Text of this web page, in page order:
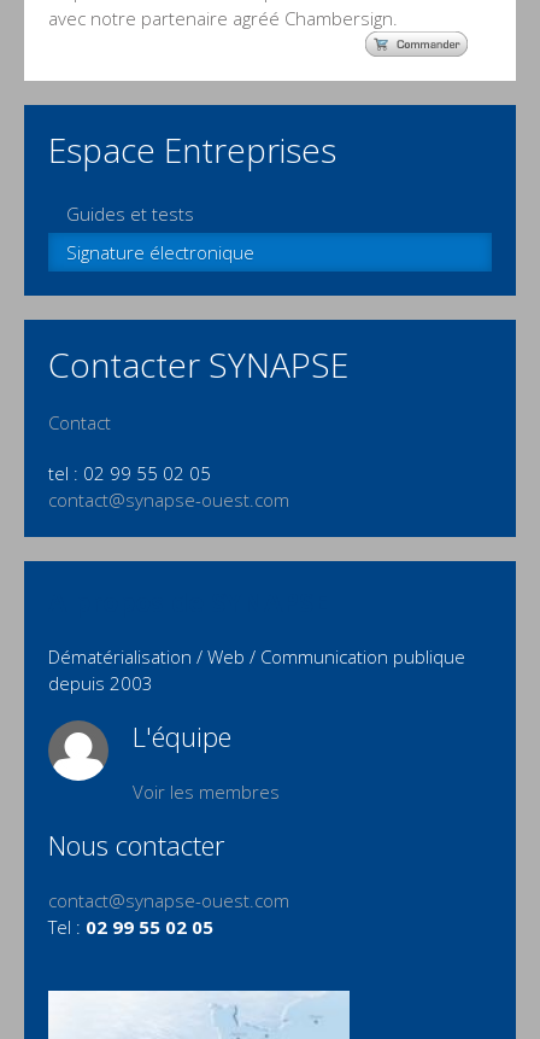
avec notre partenaire agréé Chambersign.
Espace Entreprises
Guides et tests
Signature électronique
Contacter SYNAPSE
Contact
tel : 02 99 55 02 05
contact@synapse-ouest.com
Dématérialisation / Web / Communication publique
depuis 2003
L'équipe
Voir les membres
Nous contacter
contact@synapse-ouest.com
Tel : 02 99 55 02 05